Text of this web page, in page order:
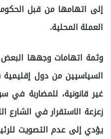
إلى اتهامها من قبل
العملة المحلية.
وثمة اتهامات وجهها
السياسيين من دول
غير قانونية، للمضاربة
زعزعة الاستقرار في
يؤدي إلى عدم التصويت